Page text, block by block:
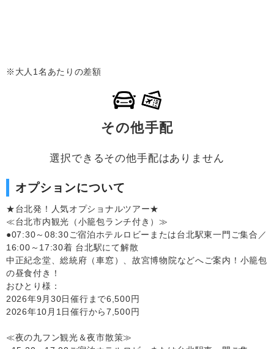
※大人1名あたりの差額
その他手配
選択できるその他手配はありません
オプションについて
★台北発！人気オプショナルツアー★
≪台北市内観光（小籠包ランチ付き）≫
●07:30～08:30ご宿泊ホテルロビーまたは台北駅東一門ご集合／
16:00～17:30着 台北駅にて解散
中正紀念堂、総統府（車窓）、故宮博物院などへご案内！小籠包
の昼食付き！
おひとり様：
2026年9月30日催行まで6,500円
2026年10月1日催行から7,500円
≪夜の九フン観光＆夜市散策≫